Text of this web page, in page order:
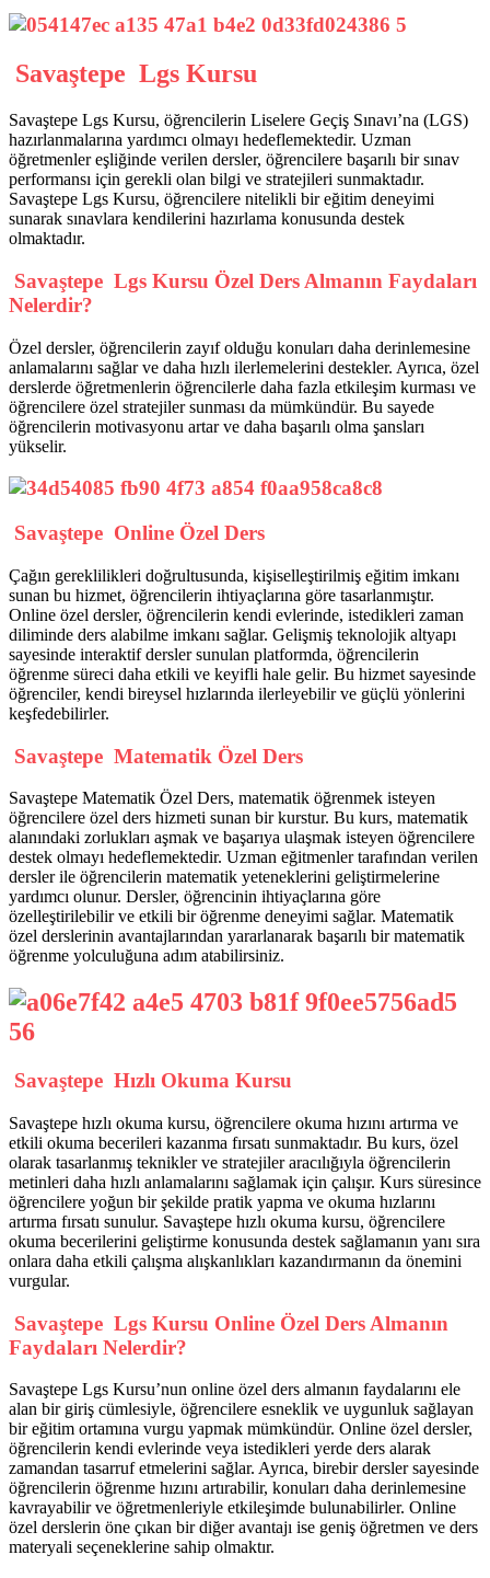
Savaştepe Lgs Kursu
Savaştepe Lgs Kursu, öğrencilerin Liselere Geçiş Sınavı’na (LGS)
hazırlanmalarına yardımcı olmayı hedeflemektedir. Uzman
öğretmenler eşliğinde verilen dersler, öğrencilere başarılı bir sınav
performansı için gerekli olan bilgi ve stratejileri sunmaktadır.
Savaştepe Lgs Kursu, öğrencilere nitelikli bir eğitim deneyimi
sunarak sınavlara kendilerini hazırlama konusunda destek
olmaktadır.
Savaştepe Lgs Kursu Özel Ders Almanın Faydaları
Nelerdir?
Özel dersler, öğrencilerin zayıf olduğu konuları daha derinlemesine
anlamalarını sağlar ve daha hızlı ilerlemelerini destekler. Ayrıca, özel
derslerde öğretmenlerin öğrencilerle daha fazla etkileşim kurması ve
öğrencilere özel stratejiler sunması da mümkündür. Bu sayede
öğrencilerin motivasyonu artar ve daha başarılı olma şansları
yükselir.
Savaştepe Online Özel Ders
Çağın gereklilikleri doğrultusunda, kişiselleştirilmiş eğitim imkanı
sunan bu hizmet, öğrencilerin ihtiyaçlarına göre tasarlanmıştır.
Online özel dersler, öğrencilerin kendi evlerinde, istedikleri zaman
diliminde ders alabilme imkanı sağlar. Gelişmiş teknolojik altyapı
sayesinde interaktif dersler sunulan platformda, öğrencilerin
öğrenme süreci daha etkili ve keyifli hale gelir. Bu hizmet sayesinde
öğrenciler, kendi bireysel hızlarında ilerleyebilir ve güçlü yönlerini
keşfedebilirler.
Savaştepe Matematik Özel Ders
Savaştepe Matematik Özel Ders, matematik öğrenmek isteyen
öğrencilere özel ders hizmeti sunan bir kurstur. Bu kurs, matematik
alanındaki zorlukları aşmak ve başarıya ulaşmak isteyen öğrencilere
destek olmayı hedeflemektedir. Uzman eğitmenler tarafından verilen
dersler ile öğrencilerin matematik yeteneklerini geliştirmelerine
yardımcı olunur. Dersler, öğrencinin ihtiyaçlarına göre
özelleştirilebilir ve etkili bir öğrenme deneyimi sağlar. Matematik
özel derslerinin avantajlarından yararlanarak başarılı bir matematik
öğrenme yolculuğuna adım atabilirsiniz.
Savaştepe Hızlı Okuma Kursu
Savaştepe hızlı okuma kursu, öğrencilere okuma hızını artırma ve
etkili okuma becerileri kazanma fırsatı sunmaktadır. Bu kurs, özel
olarak tasarlanmış teknikler ve stratejiler aracılığıyla öğrencilerin
metinleri daha hızlı anlamalarını sağlamak için çalışır. Kurs süresince
öğrencilere yoğun bir şekilde pratik yapma ve okuma hızlarını
artırma fırsatı sunulur. Savaştepe hızlı okuma kursu, öğrencilere
okuma becerilerini geliştirme konusunda destek sağlamanın yanı sıra
onlara daha etkili çalışma alışkanlıkları kazandırmanın da önemini
vurgular.
Savaştepe Lgs Kursu Online Özel Ders Almanın
Faydaları Nelerdir?
Savaştepe Lgs Kursu’nun online özel ders almanın faydalarını ele
alan bir giriş cümlesiyle, öğrencilere esneklik ve uygunluk sağlayan
bir eğitim ortamına vurgu yapmak mümkündür. Online özel dersler,
öğrencilerin kendi evlerinde veya istedikleri yerde ders alarak
zamandan tasarruf etmelerini sağlar. Ayrıca, birebir dersler sayesinde
öğrencilerin öğrenme hızını artırabilir, konuları daha derinlemesine
kavrayabilir ve öğretmenleriyle etkileşimde bulunabilirler. Online
özel derslerin öne çıkan bir diğer avantajı ise geniş öğretmen ve ders
materyali seçeneklerine sahip olmaktır.